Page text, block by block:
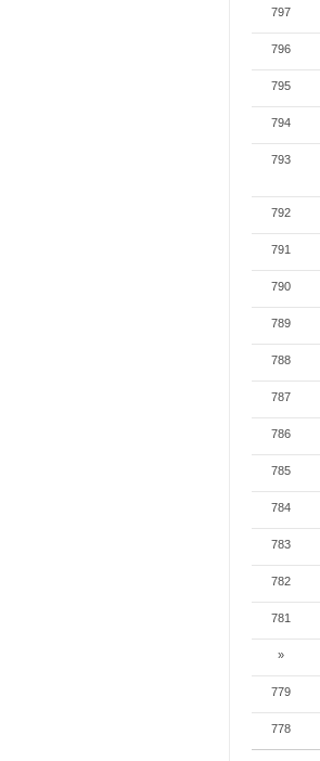
797
796
795
794
793
792
791
790
789
788
787
786
785
784
783
782
781
»
779
778